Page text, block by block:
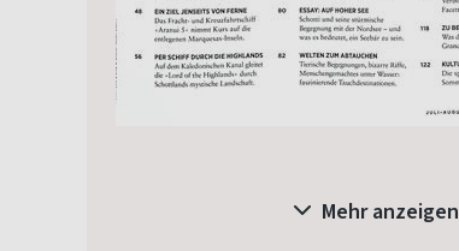
Mehr anzeigen